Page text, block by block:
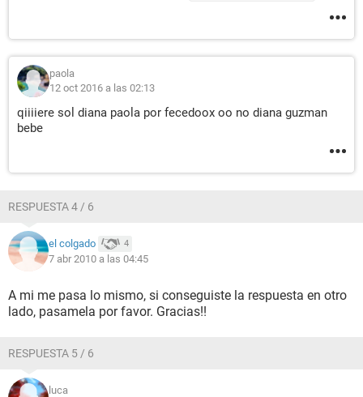
paola
12 oct 2016 a las 02:13
qiiiiere sol diana paola por fecedoox oo no diana guzman
bebe
RESPUESTA 4 / 6
el colgado 4
7 abr 2010 a las 04:45
A mi me pasa lo mismo, si conseguiste la respuesta en otro
lado, pasamela por favor. Gracias!!
RESPUESTA 5 / 6
luca